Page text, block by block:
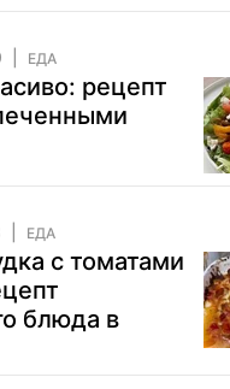
ЕДА
рецепт
ЕДА
с томатами
блюда в